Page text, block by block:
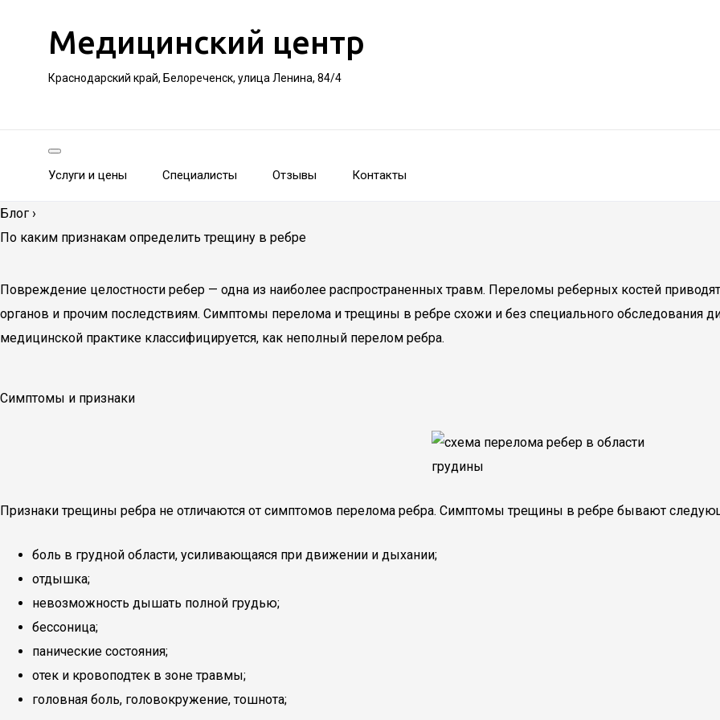
Медицинский центр
Краснодарский край, Белореченск, улица Ленина, 84/4
Услуги и цены Специалисты Отзывы Контакты
Блог ›
По каким признакам определить трещину в ребре
Повреждение целостности ребер — одна из наиболее распространенных травм. Переломы реберных костей
органов и прочим последствиям. Симптомы перелома и трещины в ребре схожи и без специального обследования
медицинской практике классифицируется, как неполный перелом ребра.
Симптомы и признаки
Признаки трещины ребра не отличаются от симптомов перелома ребра. Симптомы трещины в ребре бывают
боль в грудной области, усиливающаяся при движении и дыхании;
отдышка;
невозможность дышать полной грудью;
бессоница;
панические состояния;
отек и кровоподтек в зоне травмы;
головная боль, головокружение, тошнота;